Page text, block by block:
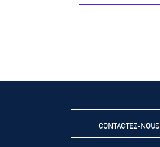
CONTACTEZ-NOUS